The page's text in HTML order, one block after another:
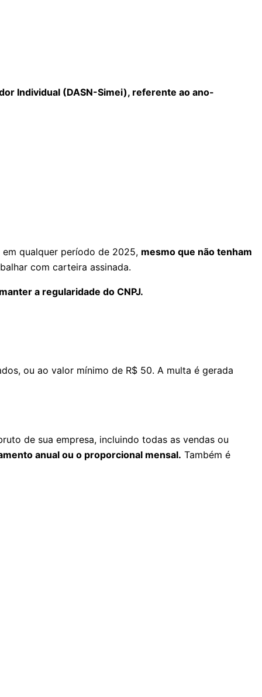
Individual (DASN-Simei), referente ao ano-
qualquer período de 2025, mesmo que não tenham
com carteira assinada.
a regularidade do CNPJ.
ou ao valor mínimo de R$ 50. A multa é gerada
de sua empresa, incluindo todas as vendas ou
anual ou o proporcional mensal. Também é